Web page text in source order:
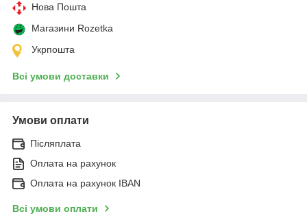
Нова Пошта
Магазини Rozetka
Укрпошта
Всі умови доставки
Умови оплати
Післяплата
Оплата на рахунок
Оплата на рахунок IBAN
Всі умови оплати